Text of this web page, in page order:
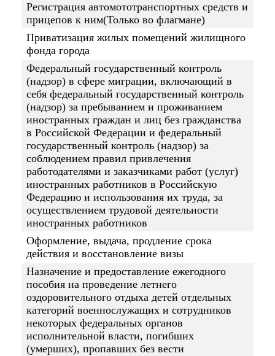
Регистрация автомототранспортных средств и
прицепов к ним(Только во флагмане)
Приватизация жилых помещений жилищного
фонда города
Федеральный государственный контроль
(надзор) в сфере миграции, включающий в
себя федеральный государственный контроль
(надзор) за пребыванием и проживанием
иностранных граждан и лиц без гражданства
в Российской Федерации и федеральный
государственный контроль (надзор) за
соблюдением правил привлечения
работодателями и заказчиками работ (услуг)
иностранных работников в Российскую
Федерацию и использования их труда, за
осуществлением трудовой деятельности
иностранных работников
Оформление, выдача, продление срока
действия и восстановление визы
Назначение и предоставление ежегодного
пособия на проведение летнего
оздоровительного отдыха детей отдельных
категорий военнослужащих и сотрудников
некоторых федеральных органов
исполнительной власти, погибших
(умерших), пропавших без вести